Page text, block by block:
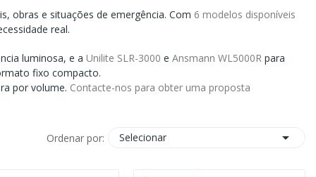
obras e situações de emergência. Com 6 modelos disponíveis
real.
luminosa, e a Unilite SLR-3000 eAnsmann WL5000R para
fixo compacto.
por volume. Contacte-nos para obter uma proposta
Ordenar por: Selecionar 